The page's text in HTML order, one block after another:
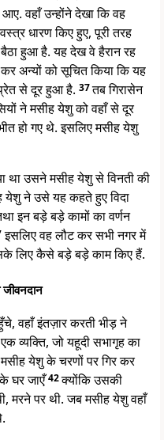
वहाँ उन्होंने देखा कि वह
धारण किए हुए, पूरी तरह
हुआ है. यह देख वे हैरान रह
अन्यों को सूचित किया कि यह
प्रेत से दूर हुआ है. 37तब गिरासेन
ने मसीह येशु को वहाँ से दूर
हो गए थे. इसलिए मसीह येशु
था उसने मसीह येशु से विनती की
ने उसे यह कहते हुए विदा
इन बड़े बड़े कामों का वर्णन
इसलिए वह लौट कर सभी नगर में
लिए कैसे बड़े बड़े काम किए हैं.
जीवनदान
वहाँ इंतज़ार करती भीड़ ने
व्यक्ति, जो यहूदी सभागृह का
येशु के चरणों पर गिर कर
घर जाएँ42क्योंकि उसकी
मरने पर थी. जब मसीह येशु वहाँ